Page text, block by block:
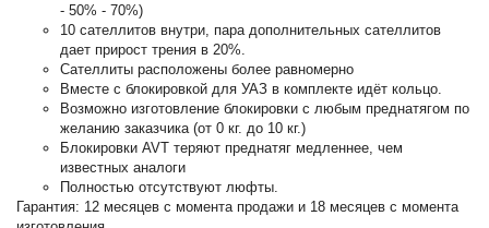
- 50% - 70%)
10 сателлитов внутри, пара дополнительных сателлитов
дает прирост трения в 20%.
Сателлиты расположены более равномерно
Вместе с блокировкой для УАЗ в комплекте идёт кольцо.
Возможно изготовление блокировки с любым преднатягом по
желанию заказчика (от 0 кг. до 10 кг.)
Блокировки AVT теряют преднатяг медленнее, чем
известных аналоги
Полностью отсутствуют люфты.
Гарантия: 12 месяцев с момента продажи и 18 месяцев с момента